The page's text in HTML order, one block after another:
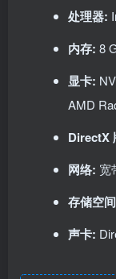
处理器:
内存: 8
显卡:
AMD
DirectX
网络: 宽
存储空
声卡: